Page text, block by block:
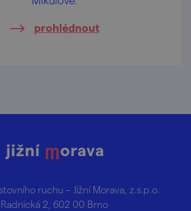
prohlédnout
ruchu – Jižní Morava, z.s.p.o.
Radnická 2, 602 00 Brno